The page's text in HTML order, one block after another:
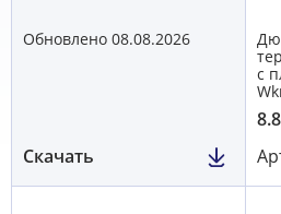
Обновлено 08.08.2026
Скачать
с